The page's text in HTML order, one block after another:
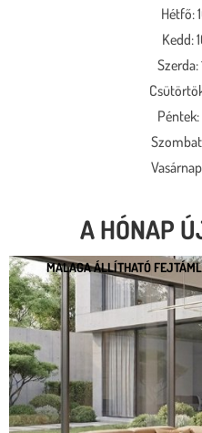
Hétfő:
Kedd:
Szerda:
Péntek:
A HÓNAP
MALAGA ÁLLÍTHATÓ
MALAGA
*
*
* motoros